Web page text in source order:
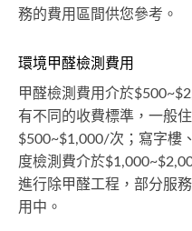
務的費用區間供您參考。
環境甲醛檢測費用
甲醛檢測費用介於
有不同的收費標準，一般
$500~$1,000/次；寫字樓
度檢測費介於
進行除甲醛工程，部分服
用中。